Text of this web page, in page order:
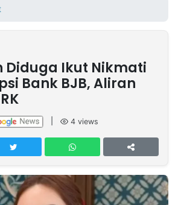
Diduga Ikut Nikmati
Bank BJB, Aliran
4 views